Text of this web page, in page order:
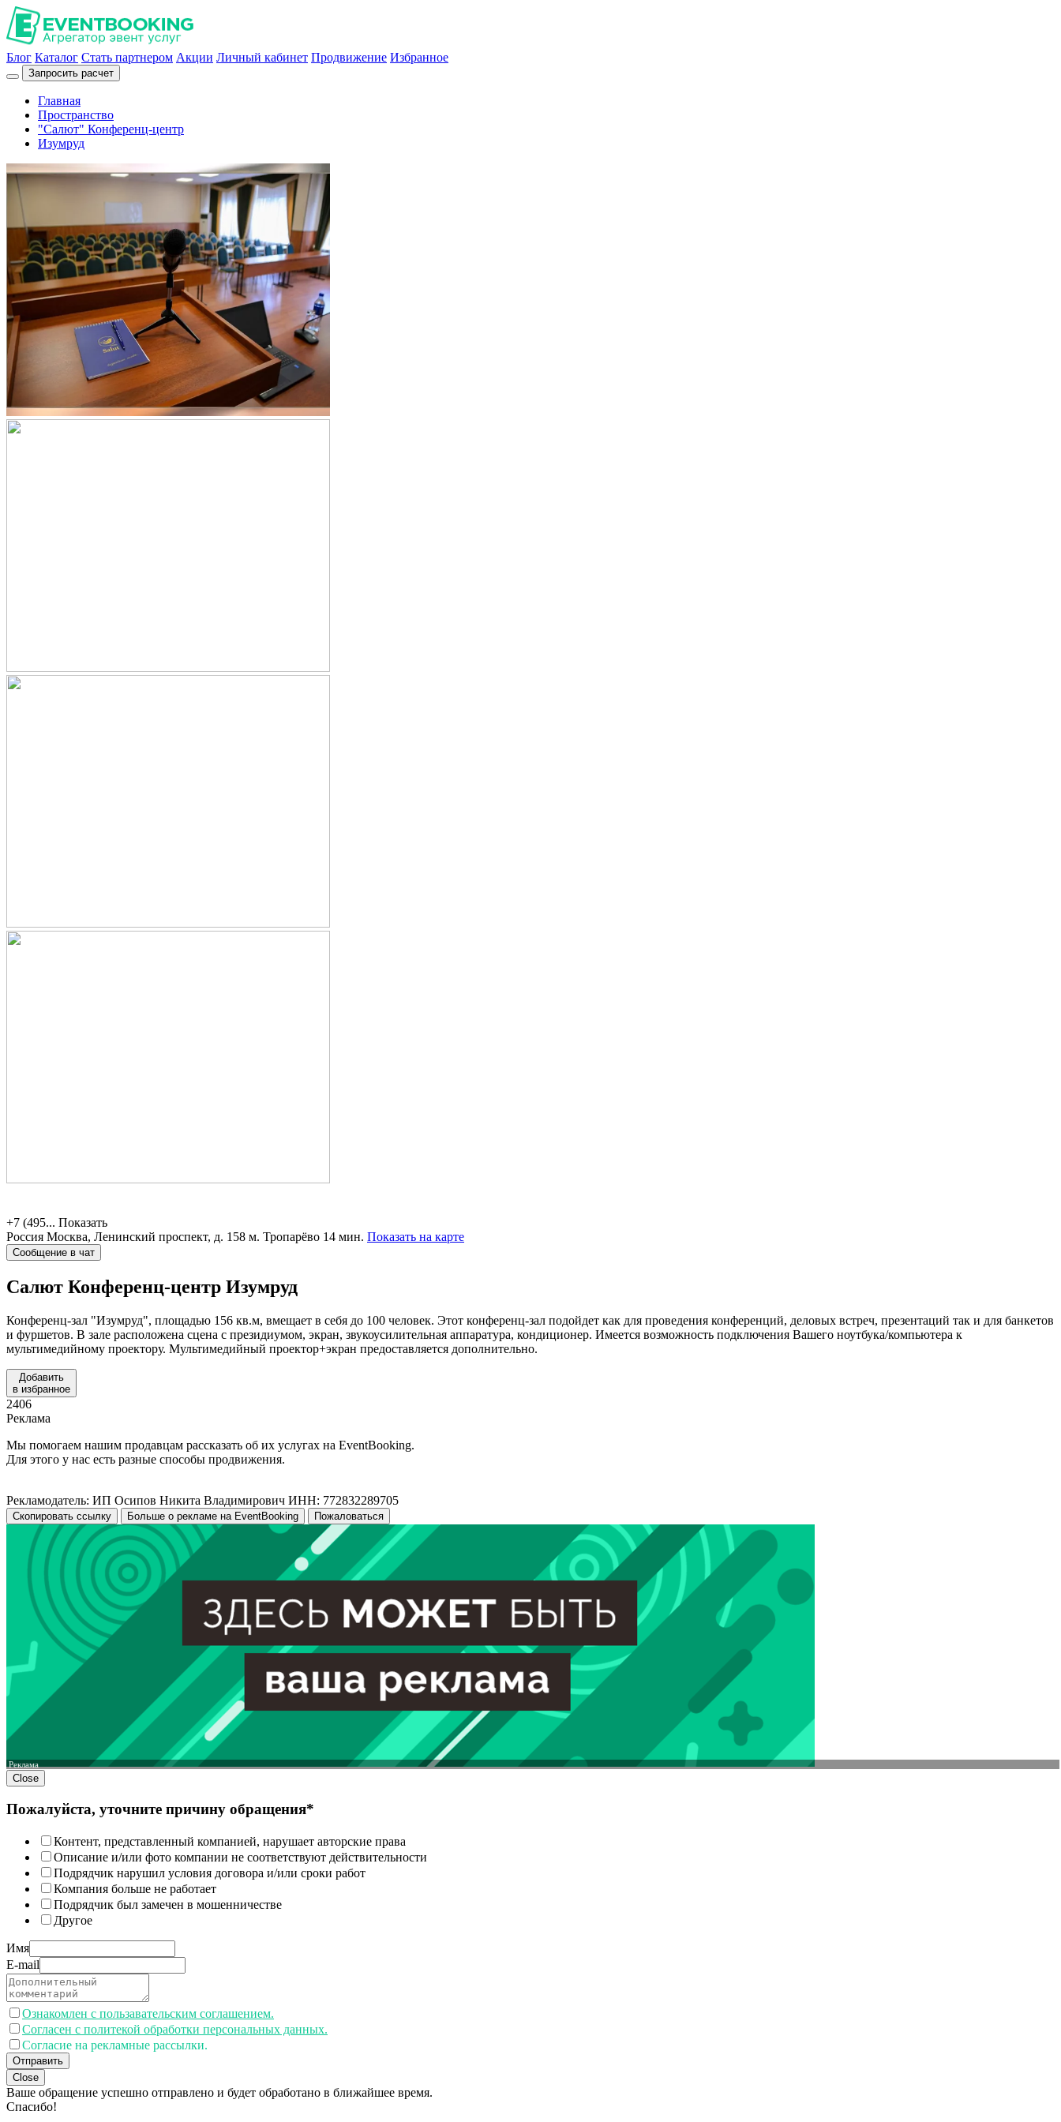
Блог Каталог Стать партнером Акции Личный кабинет Продвижение Избранное
Запросить расчет
Главная
Пространство
"Салют" Конференц-центр
Изумруд
+7 (495... Показать
Россия Москва, Ленинский проспект, д. 158 м. Тропарёво 14 мин. Показать на карте
Сообщение в чат
Салют Конференц-центр Изумруд
Конференц-зал "Изумруд", площадью 156 кв.м, вмещает в себя до 100 человек. Этот конференц-зал подойдет как для проведения конференций, деловых встреч, презентаций так и для банкетов
и фуршетов. В зале расположена сцена с президиумом, экран, звукоусилительная аппаратура, кондиционер. Имеется возможность подключения Вашего ноутбука/компьютера к
мультимедийному проектору. Мультимедийный проектор+экран предоставляется дополнительно.
Добавить
в избранное
2406
Реклама
Мы помогаем нашим продавцам рассказать об их услугах на EventBooking.
Для этого у нас есть разные способы продвижения.
Рекламодатель: ИП Осипов Никита Владимирович ИНН: 772832289705
Скопировать ссылку Больше о рекламе на EventBooking Пожаловаться
Реклама
Close
Пожалуйста, уточните причину обращения*
Контент, представленный компанией, нарушает авторские права
Описание и/или фото компании не соответствуют действительности
Подрядчик нарушил условия договора и/или сроки работ
Компания больше не работает
Подрядчик был замечен в мошенничестве
Другое
Имя
E-mail
Ознакомлен с пользавательским соглашением.
Согласен с политекой обработки персональных данных.
Согласие на рекламные рассылки.
Отправить
Close
Ваше обращение успешно отправлено и будет обработано в ближайшее время.
Спасибо!